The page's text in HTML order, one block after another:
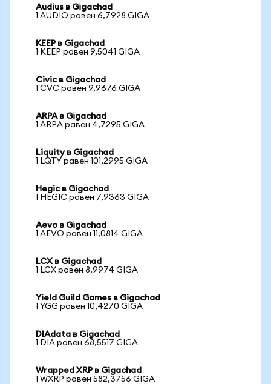
Audius в Gigachad
1 AUDIO равен 6,7928 GIGA
KEEP в Gigachad
1 KEEP равен 9,5041 GIGA
Civic в Gigachad
1 CVC равен 9,9676 GIGA
ARPA в Gigachad
1 ARPA равен 4,7295 GIGA
Liquity в Gigachad
1 LQTY равен 101,2995 GIGA
Hegic в Gigachad
1 HEGIC равен 7,9363 GIGA
Aevo в Gigachad
1 AEVO равен 11,0814 GIGA
LCX в Gigachad
1 LCX равен 8,9974 GIGA
Yield Guild Games в Gigachad
1 YGG равен 10,4270 GIGA
DIAdata в Gigachad
1 DIA равен 68,5517 GIGA
Wrapped XRP в Gigachad
1 WXRP равен 582,3756 GIGA